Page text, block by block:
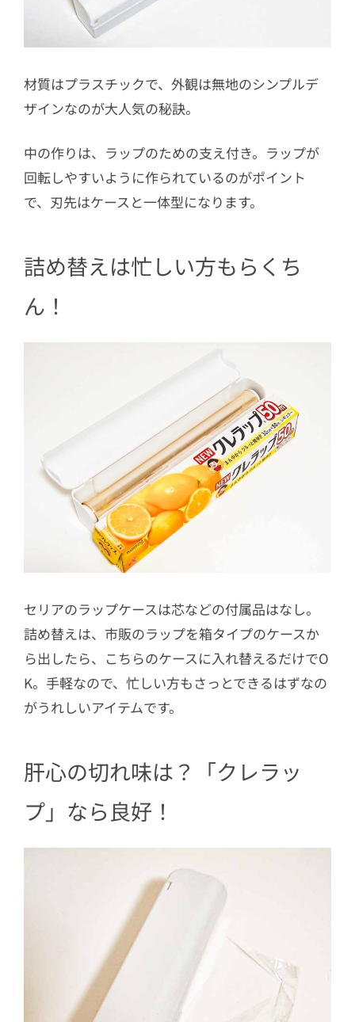
材質はプラスチックで、外観は無地のシンプルデ
ザインなのが大人気の秘訣。
中の作りは、ラップのための支え付き。ラップが
回転しやすいように作られているのがポイント
で、刃先はケースと一体型になります。
詰め替えは忙しい方もらくち
ん！
セリアのラップケースは芯などの付属品はなし。
詰め替えは、市販のラップを箱タイプのケースか
ら出したら、こちらのケースに入れ替えるだけでO
K。手軽なので、忙しい方もさっとできるはずなの
がうれしいアイテムです。
肝心の切れ味は？「クレラッ
プ」なら良好！